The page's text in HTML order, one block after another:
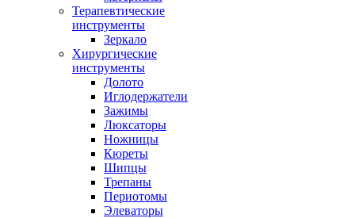
Терапевтические
инструменты
Зеркало
Хирургические
инструменты
Долото
Иглодержатели
Зажимы
Люксаторы
Ножницы
Кюреты
Шипцы
Трепаны
Периотомы
Элеваторы